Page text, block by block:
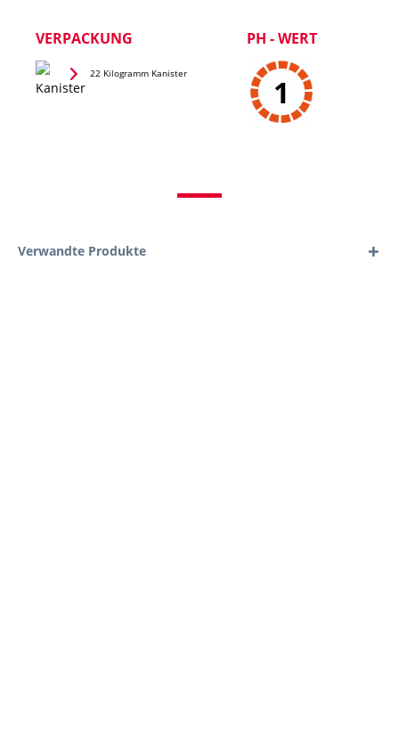
VERPACKUNG
22 Kilogramm Kanister
PH - WERT
1
Verwandte Produkte